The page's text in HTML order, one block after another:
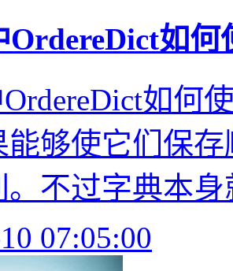
OrdereDict如何
如何
能够使它们保
。不过字典本
07:05:00